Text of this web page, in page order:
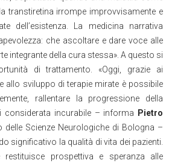
transtiretina irrompe improvvisamente e
dell’esistenza. La medicina narrativa
che ascoltare e dare voce alle
integrante della cura stessa». A questo si
di trattamento. «Oggi, grazie ai
allo sviluppo di terapie mirate è possibile
rallentare la progressione della
considerata incurabile – informa
Pietro
delle Scienze Neurologiche di Bologna –
significativo la qualità di vita dei pazienti.
restituisce prospettiva e speranza alle